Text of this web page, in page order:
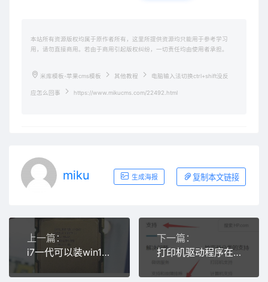
本站所有资源版权均属于原作者所有，这里所提供资源均只能用于参考学习
用，请勿直接商用。若由于商用引起版权纠纷，一切责任均由使用者承担。
米库模板-苹果cms模板 其他教程 电脑输入法切换ctrl+shift没反
应怎么回事 https://www.mikucms.com/22492.html
miku 生成海报 复制本文链接
上一篇：
i7一代可以装win11吗
下一篇：
打印机驱动程序在哪里能找到详情